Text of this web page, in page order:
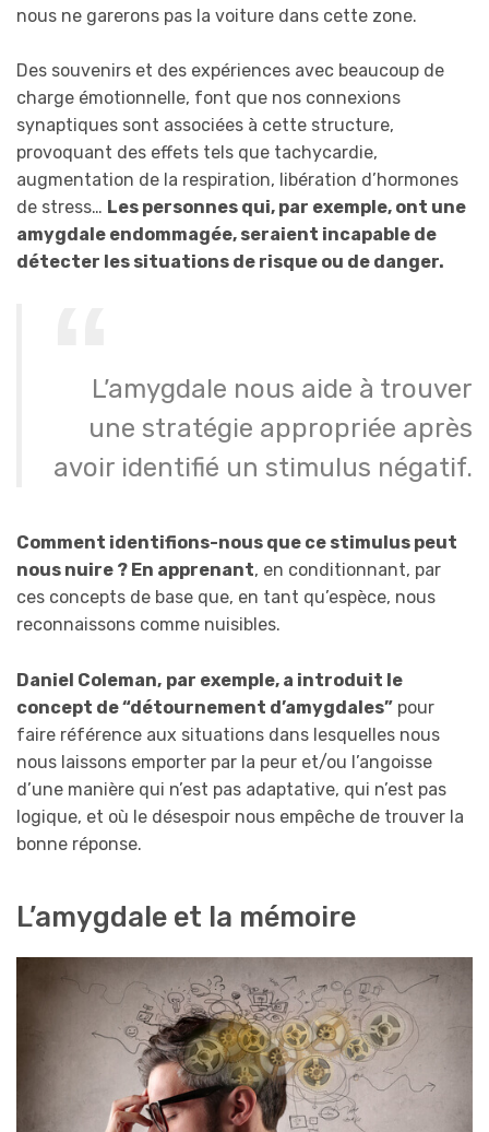
nous ne garerons pas la voiture dans cette zone.
Des souvenirs et des expériences avec beaucoup de
charge émotionnelle, font que nos connexions
synaptiques sont associées à cette structure,
provoquant des effets tels que tachycardie,
augmentation de la respiration, libération d’hormones
de stress… Les personnes qui, par exemple, ont une
amygdale endommagée, seraient incapable de
détecter les situations de risque ou de danger.
L’amygdale nous aide à trouver
une stratégie appropriée après
avoir identifié un stimulus négatif.
Comment identifions-nous que ce stimulus peut
nous nuire ? En apprenant, en conditionnant, par
ces concepts de base que, en tant qu’espèce, nous
reconnaissons comme nuisibles.
Daniel Coleman, par exemple, a introduit le
concept de “détournement d’amygdales” pour
faire référence aux situations dans lesquelles nous
nous laissons emporter par la peur et/ou l’angoisse
d’une manière qui n’est pas adaptative, qui n’est pas
logique, et où le désespoir nous empêche de trouver la
bonne réponse.
L’amygdale et la mémoire